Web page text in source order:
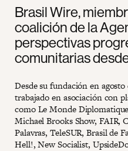
Brasil Wire,
coalición de la
perspectivas
comunitarias
Desde su fundación en
trabajado en asociación con
como Le Monde
Michael Brooks Show, FAIR,
Palavras, TeleSUR, Brasil de
Hell!, New Socialist,